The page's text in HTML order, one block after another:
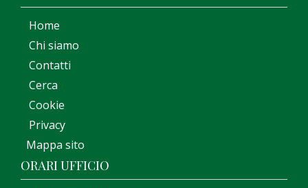
Home
Chi siamo
Contatti
Cerca
Cookie
Privacy
Mappa sito
ORARI UFFICIO